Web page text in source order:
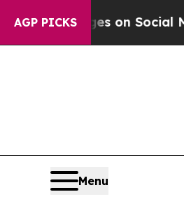
AGP PICKS
Messages on Social Media
Menu